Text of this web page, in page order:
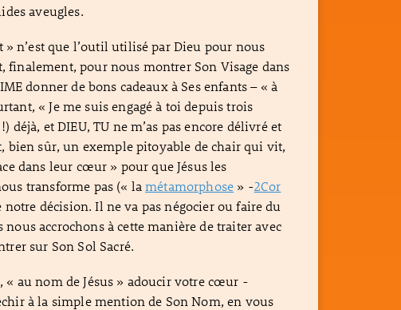
aveugles.
» n’est que l’outil utilisé par Dieu pour nous
finalement, pour nous montrer Son Visage dans
donner de bons cadeaux à Ses enfants – « à
« Je me suis engagé à toi depuis trois
déjà, et DIEU, TU ne m’as pas encore délivré et
bien sûr, un exemple pitoyable de chair qui vit,
dans leur cœur » pour que Jésus les
transforme pas (« lamétamorphose » -2Cor
décision. Il ne va pas négocier ou faire du
accrochons à cette manière de traiter avec
sur Son Sol Sacré.
« au nom de Jésus » adoucir votre cœur -
à la simple mention de Son Nom, en vous